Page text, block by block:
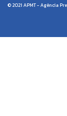
© 2021 APMT - Agência